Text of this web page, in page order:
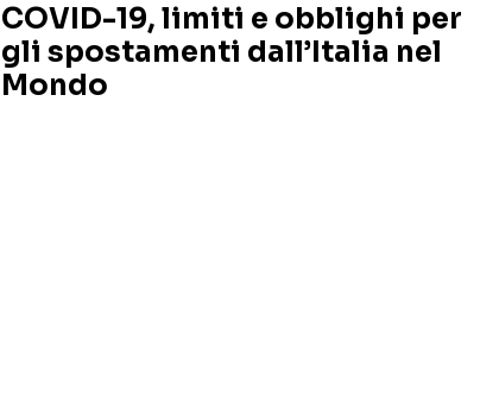
COVID-19, limiti e obblighi per
gli spostamenti dall’Italia nel
Mondo